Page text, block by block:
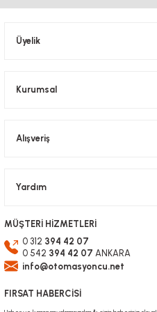
Üyelik
Kurumsal
Alışveriş
Yardım
MÜŞTERİ HİZMETLERİ
0 312 394 42 07
0 542 394 42 07 ANKARA
info@otomasyoncu.net
FIRSAT HABERCİSİ